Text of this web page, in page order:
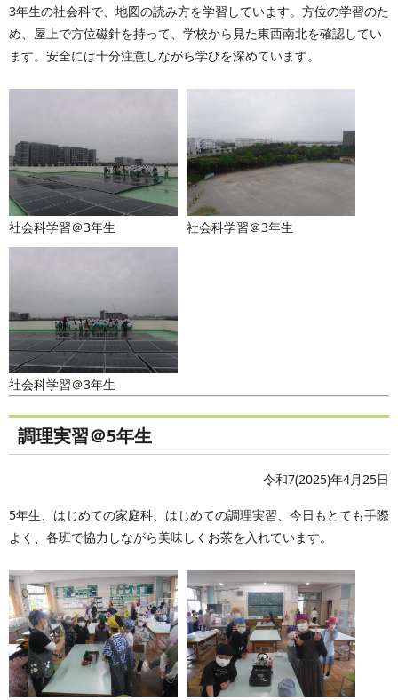
3年生の社会科で、地図の読み方を学習しています。方位の学習のた
め、屋上で方位磁針を持って、学校から見た東西南北を確認してい
ます。安全には十分注意しながら学びを深めています。
社会科学習＠3年生 社会科学習＠3年生
社会科学習＠3年生
調理実習＠5年生
令和7(2025)年4月25日
5年生、はじめての家庭科、はじめての調理実習、今日もとても手際
よく、各班で協力しながら美味しくお茶を入れています。